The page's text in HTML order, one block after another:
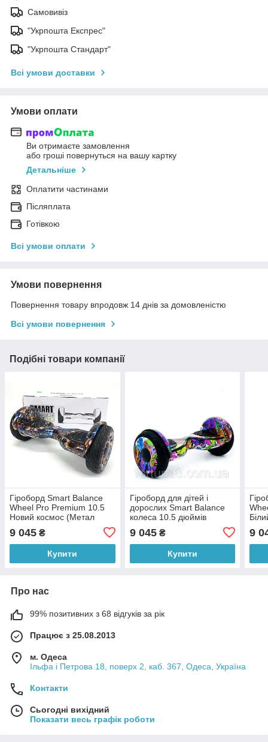
Самовивіз
"Укрпошта Експрес"
"Укрпошта Стандарт"
Всі умови доставки
Умови оплати
Ви отримаєте замовлення
або гроші повернуться на вашу картку
Детальніше
Оплатити частинами
Післяплата
Готівкою
Всі умови оплати
Умови повернення
Повернення товару впродовж 14 днів за домовленістю
Всі умови повернення
Подібні товари компанії
Гіроборд Smart Balance
Wheel Pro Premium 10.5
Новий космос (Метал
9 045 ₴
Купити
Гіроборд для дітей і
дорослих Smart Balance
колеса 10.5 дюймів
9 045₴
Купити
9
Про нас
99% позитивних з 68 відгуків за рік
Працює з 25.08.2013
м. Одеса
Ільфа і Петрова 18, поверх 2, каб. 367, Одеса, Україна
Контакти
Сьогодні вихідний
Показати весь графік роботи